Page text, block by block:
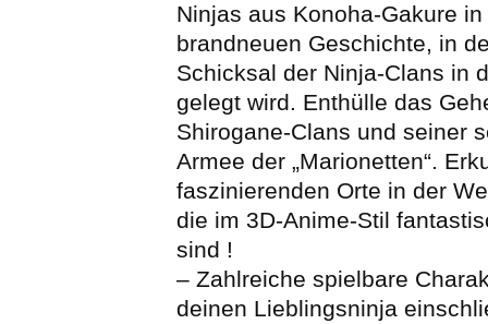
Ninjas aus Konoha-Gakure
brandneuen Geschichte, in
Schicksal der Ninja-Clans in
gelegt wird. Enthülle das
Shirogane-Clans und seiner
Armee der „Marionetten“.
faszinierenden Orte in der
die im 3D-Anime-Stil
sind !
– Zahlreiche spielbare
deinen Lieblingsninja